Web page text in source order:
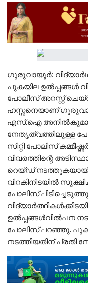
ഗുരുവായൂര്‍:
പുകയില ഉല്‍പ്പങ്ങള്‍
പോലീസ് അറസ്റ്റ് ചെയ്തു.
ഹസ്സനെയാണ്
എസ്.ഐ അനില്‍കുമാര്‍
നേതൃത്വത്തിലുള്ള
സിറ്റി പോലിസ്
വിവരത്തിന്റെ
റെയ്ഡ്
വിറകിനിടയില്‍
പോലിസ്
ഉല്‍പ്പങ്ങള്‍വില്‍പന
പോലിസ് പറഞ്ഞു.
നടത്തിയതിന് പ്രതി